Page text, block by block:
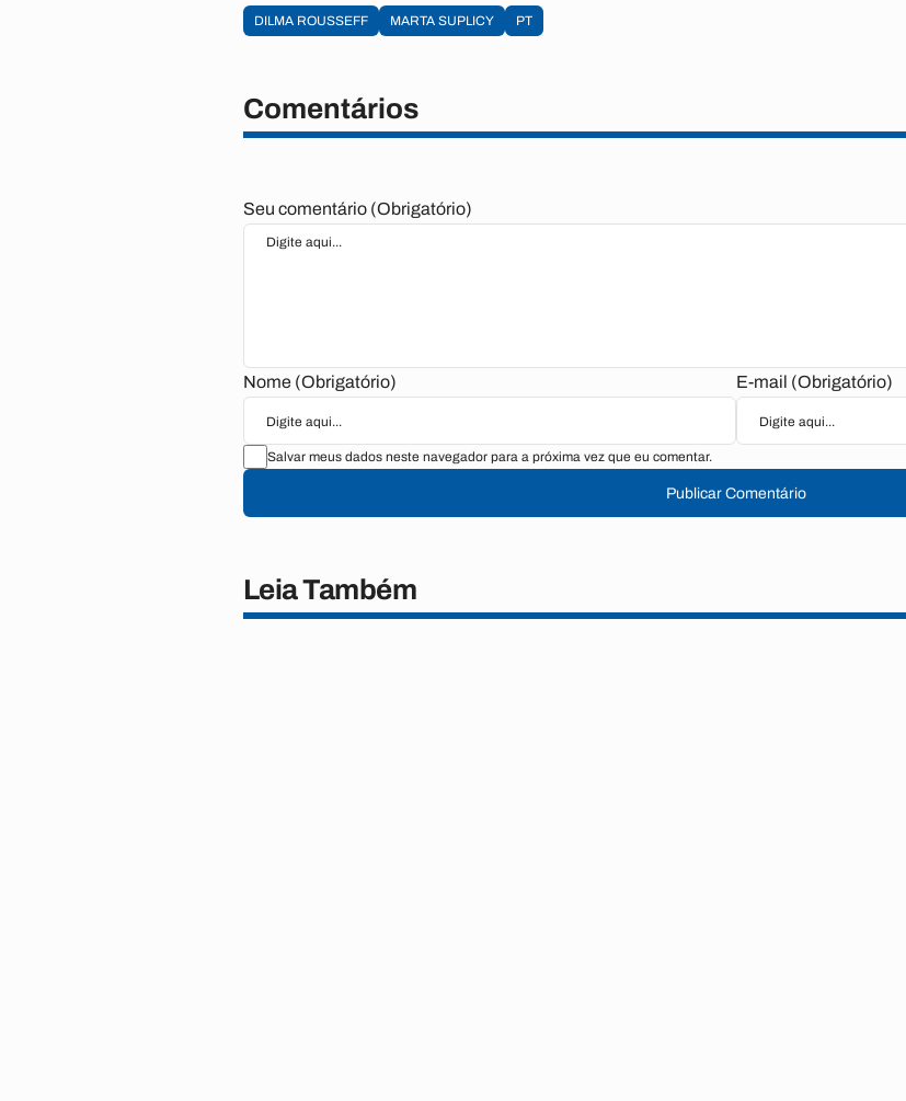
DILMA ROUSSEFF MARTA SUPLICY PT
Comentários
Seu comentário (Obrigatório)
Nome (Obrigatório) E-mail (Obrigatório)
Salvar meus dados neste navegador para a próxima vez que eu comentar.
Publicar Comentário
Leia Também